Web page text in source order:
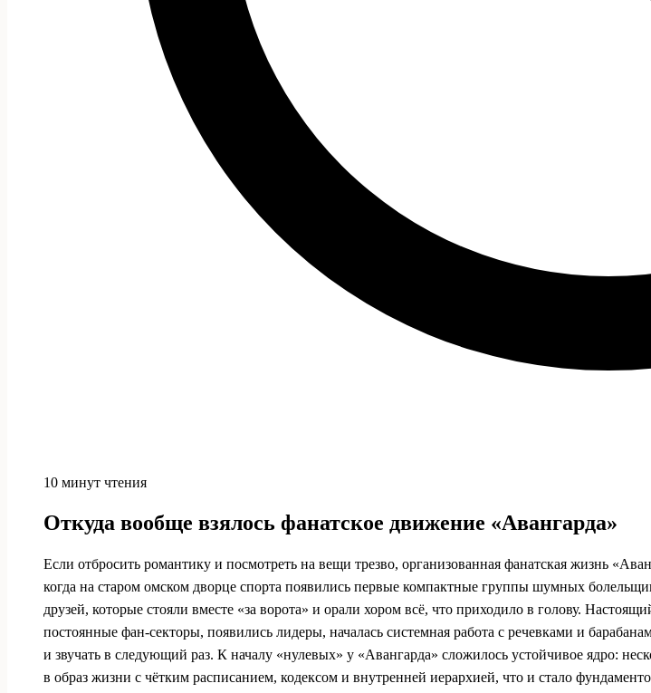
10 минут чтения
Откуда вообще взялось фанатское движение «Авангарда»
Если отбросить романтику и посмотреть на вещи трезво, организованная фанатская жизнь
когда на старом омском дворце спорта появились первые компактные группы шумных
друзей, которые стояли вместе «за ворота» и орали хором всё, что приходило в голову.
постоянные фан-секторы, появились лидеры, началась системная работа с речевками и
и звучать в следующий раз. К началу «нулевых» у «Авангарда» сложилось устойчивое ядро:
в образ жизни с чётким расписанием, кодексом и внутренней иерархией, что и стало